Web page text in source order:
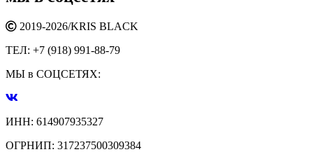
2019-2026/KRIS BLACK
ТЕЛ: +7 (918) 991-88-79
МЫ в СОЦСЕТЯХ:
ИНН: 614907935327
ОГРНИП: 317237500309384